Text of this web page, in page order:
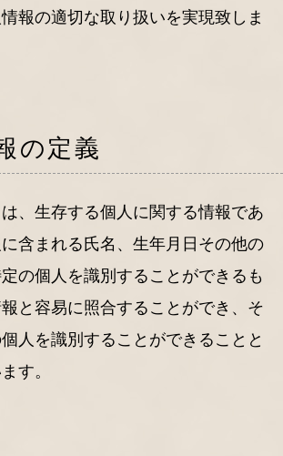
報の適切な取り扱いを実現致しま
の定義
は、生存する個人に関する情報であ
含まれる氏名、生年月日その他の
の個人を識別することができるも
と容易に照合することができ、そ
人を識別することができることと
す。